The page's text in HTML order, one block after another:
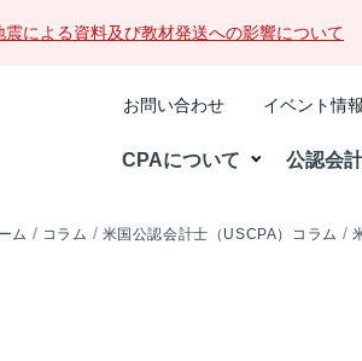
震による資料及び教材発送への影響について
CPAについて 公認会
お問い合わせ イベント情報
ム コラム 米国公認会計士（USCPA）コラム